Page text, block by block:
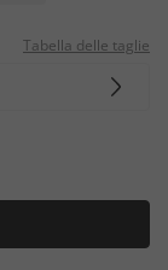
Tabella delle taglie